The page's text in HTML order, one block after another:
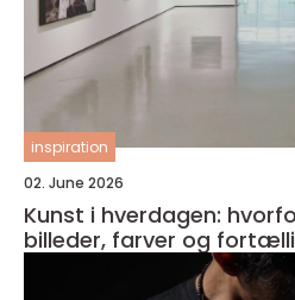
inspiration
02. June 2026
Kunst i hverdagen:
billeder, farver og